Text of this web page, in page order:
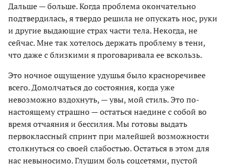
Дальше — больше. Когда проблема окончательно
подтвердилась, я твердо решила не опускать нос, руки
и другие выдающие страх части тела. Некогда, не
сейчас. Мне так хотелось держать проблему в тени,
что даже с близкими я проговаривала ее вскользь.
Это ночное ощущение удушья было красноречивее
всего. Домолчаться до состояния, когда уже
невозможно вздохнуть, — увы, мой стиль. Это по-
настоящему страшно — остаться наедине с собой во
время отчаяния и бессилия. Мы готовы выдать
первоклассный спринт при малейшей возможности
столкнуться со своей слабостью. Остаться в этом для
нас невыносимо. Глушим боль соцсетями, пустой